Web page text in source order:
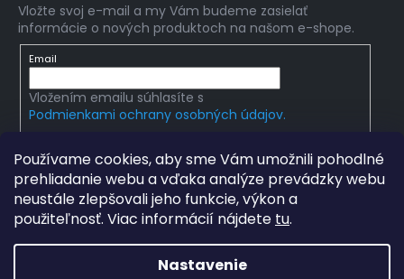
Používame cookies, aby sme Vám umožnili pohodlné
prehliadanie webu a vďaka analýze prevádzky webu
neustále zlepšovali jeho funkcie, výkon a
použiteľnosť. Viac informácií nájdete tu.
Nastavenie
Vložte svoj e-mail a my Vám budeme zasielať
informácie o nových produktoch na našom e-shope.
Email
Vložením emailu súhlasíte s
Podmienkami ochrany osobných údajov.
mlady-vedec.sk
. Všetky práva
vyhradené.Upraviť nastavenie cookies
Grafický návrh vytvořil a na Shoptet implementoval